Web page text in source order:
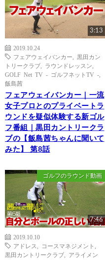
3:13
2019.10.24
フェアウェイバンカー
黒田カン
トリークラブ
ラウンドレッスン
GOLF Net TV - ゴルフネットTV -
飯島茜
フェアウェイバンカー｜一流
女子プロとのプライベートラ
ウンドを疑似体験する新ゴル
フ番組｜黒田カントリークラ
ブの【飯島茜ちゃんに聞いて
みた】 第8話
ゴルフのラウンド動画
7:46
2019.10.10
アドレス
コースマネジメント
黒田カントリークラブ
アライメン